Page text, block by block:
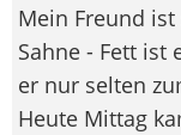
Mein Freund
Sahne - Fett ist
er nur selten
Heute Mittag